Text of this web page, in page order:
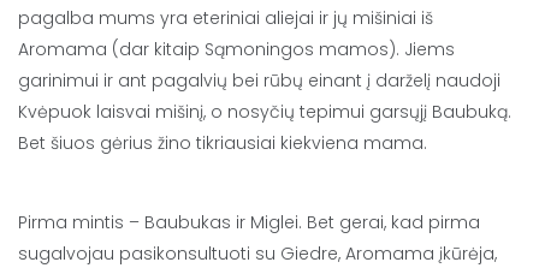
pagalba mums yra eteriniai aliejai ir jų mišiniai iš
Aromama (dar kitaip Sąmoningos mamos). Jiems
garinimui ir ant pagalvių bei rūbų einant į darželį naudoji
Kvėpuok laisvai mišinį, o nosyčių tepimui garsųjį Baubuką.
Bet šiuos gėrius žino tikriausiai kiekviena mama.
Pirma mintis – Baubukas ir Miglei. Bet gerai, kad pirma
sugalvojau pasikonsultuoti su Giedre, Aromama įkūrėja,